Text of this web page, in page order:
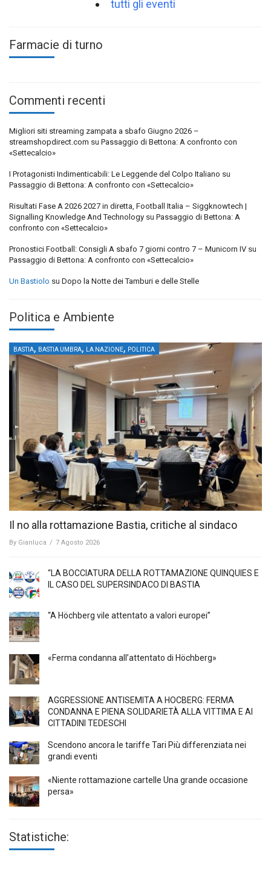
tutti gli eventi
Farmacie di turno
Commenti recenti
Migliori siti streaming zampata a sbafo Giugno 2026 –
streamshopdirect.com su Passaggio di Bettona: A confronto con
«Settecalcio»
I Protagonisti Indimenticabili: Le Leggende del Colpo Italiano su
Passaggio di Bettona: A confronto con «Settecalcio»
Risultati Fase A 2026 2027 in diretta, Football Italia – Siggknowtech |
Signalling Knowledge And Technology su Passaggio di Bettona: A
confronto con «Settecalcio»
Pronostici Football: Consigli A sbafo 7 giorni contro 7 – Municorn IV su
Passaggio di Bettona: A confronto con «Settecalcio»
Un Bastiolo su Dopo la Notte dei Tamburi e delle Stelle
Politica e Ambiente
BASTIA, BASTIA UMBRA, LA NAZIONE, POLITICA
Il no alla rottamazione Bastia, critiche al sindaco
By Gianluca / 7 Agosto 2026
“LA BOCCIATURA DELLA ROTTAMAZIONE QUINQUIES E
IL CASO DEL SUPERSINDACO DI BASTIA
“A Höchberg vile attentato a valori europei”
«Ferma condanna all’attentato di Höchberg»
AGGRESSIONE ANTISEMITA A HÖCBERG: FERMA
CONDANNA E PIENA SOLIDARIETÀ ALLA VITTIMA E AI
CITTADINI TEDESCHI
Scendono ancora le tariffe Tari Più differenziata nei
grandi eventi
«Niente rottamazione cartelle Una grande occasione
persa»
Statistiche: